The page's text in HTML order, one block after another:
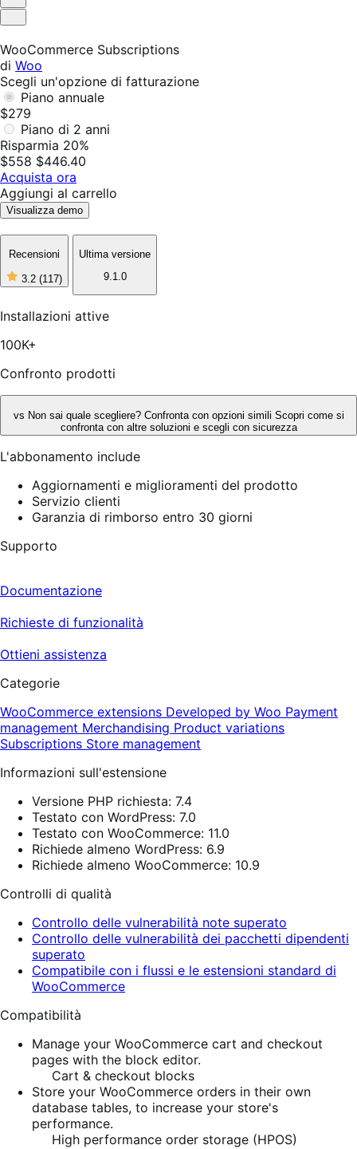
Utile
Non
WooCommerce Subscriptions
di Woo
Scegli un'opzione di fatturazione
Piano annuale
$279
Piano di 2 anni
Risparmia 20%
$558 $446.40
Acquista ora
Aggiungi al carrello
Visualizza demo
Recensioni
3.2 (117)
3
su
Ultima versione
9.1.0
Installazioni attive
100K+
Confronto prodotti
vs Non sai quale scegliere? Confronta con opzioni simili Scopri come si
confronta con altre soluzioni e scegli con sicurezza
L'abbonamento include
Aggiornamenti e miglioramenti del prodotto
Servizio clienti
Garanzia di rimborso entro 30 giorni
Supporto
Documentazione
Richieste di funzionalità
Ottieni assistenza
Categorie
WooCommerce extensions Developed by Woo Payment
management Merchandising Product variations
Subscriptions Store management
Informazioni sull'estensione
Versione PHP richiesta: 7.4
Testato con WordPress: 7.0
Testato con WooCommerce: 11.0
Richiede almeno WordPress: 6.9
Richiede almeno WooCommerce: 10.9
Controlli di qualità
Controllo delle vulnerabilità note superato
Controllo delle vulnerabilità dei pacchetti dipendenti
superato
Compatibile con i flussi e le estensioni standard di
WooCommerce
Compatibilità
Manage your WooCommerce cart and checkout
pages with the block editor.
Cart & checkout blocks
Store your WooCommerce orders in their own
database tables, to increase your store's
performance.
High performance order storage (HPOS)